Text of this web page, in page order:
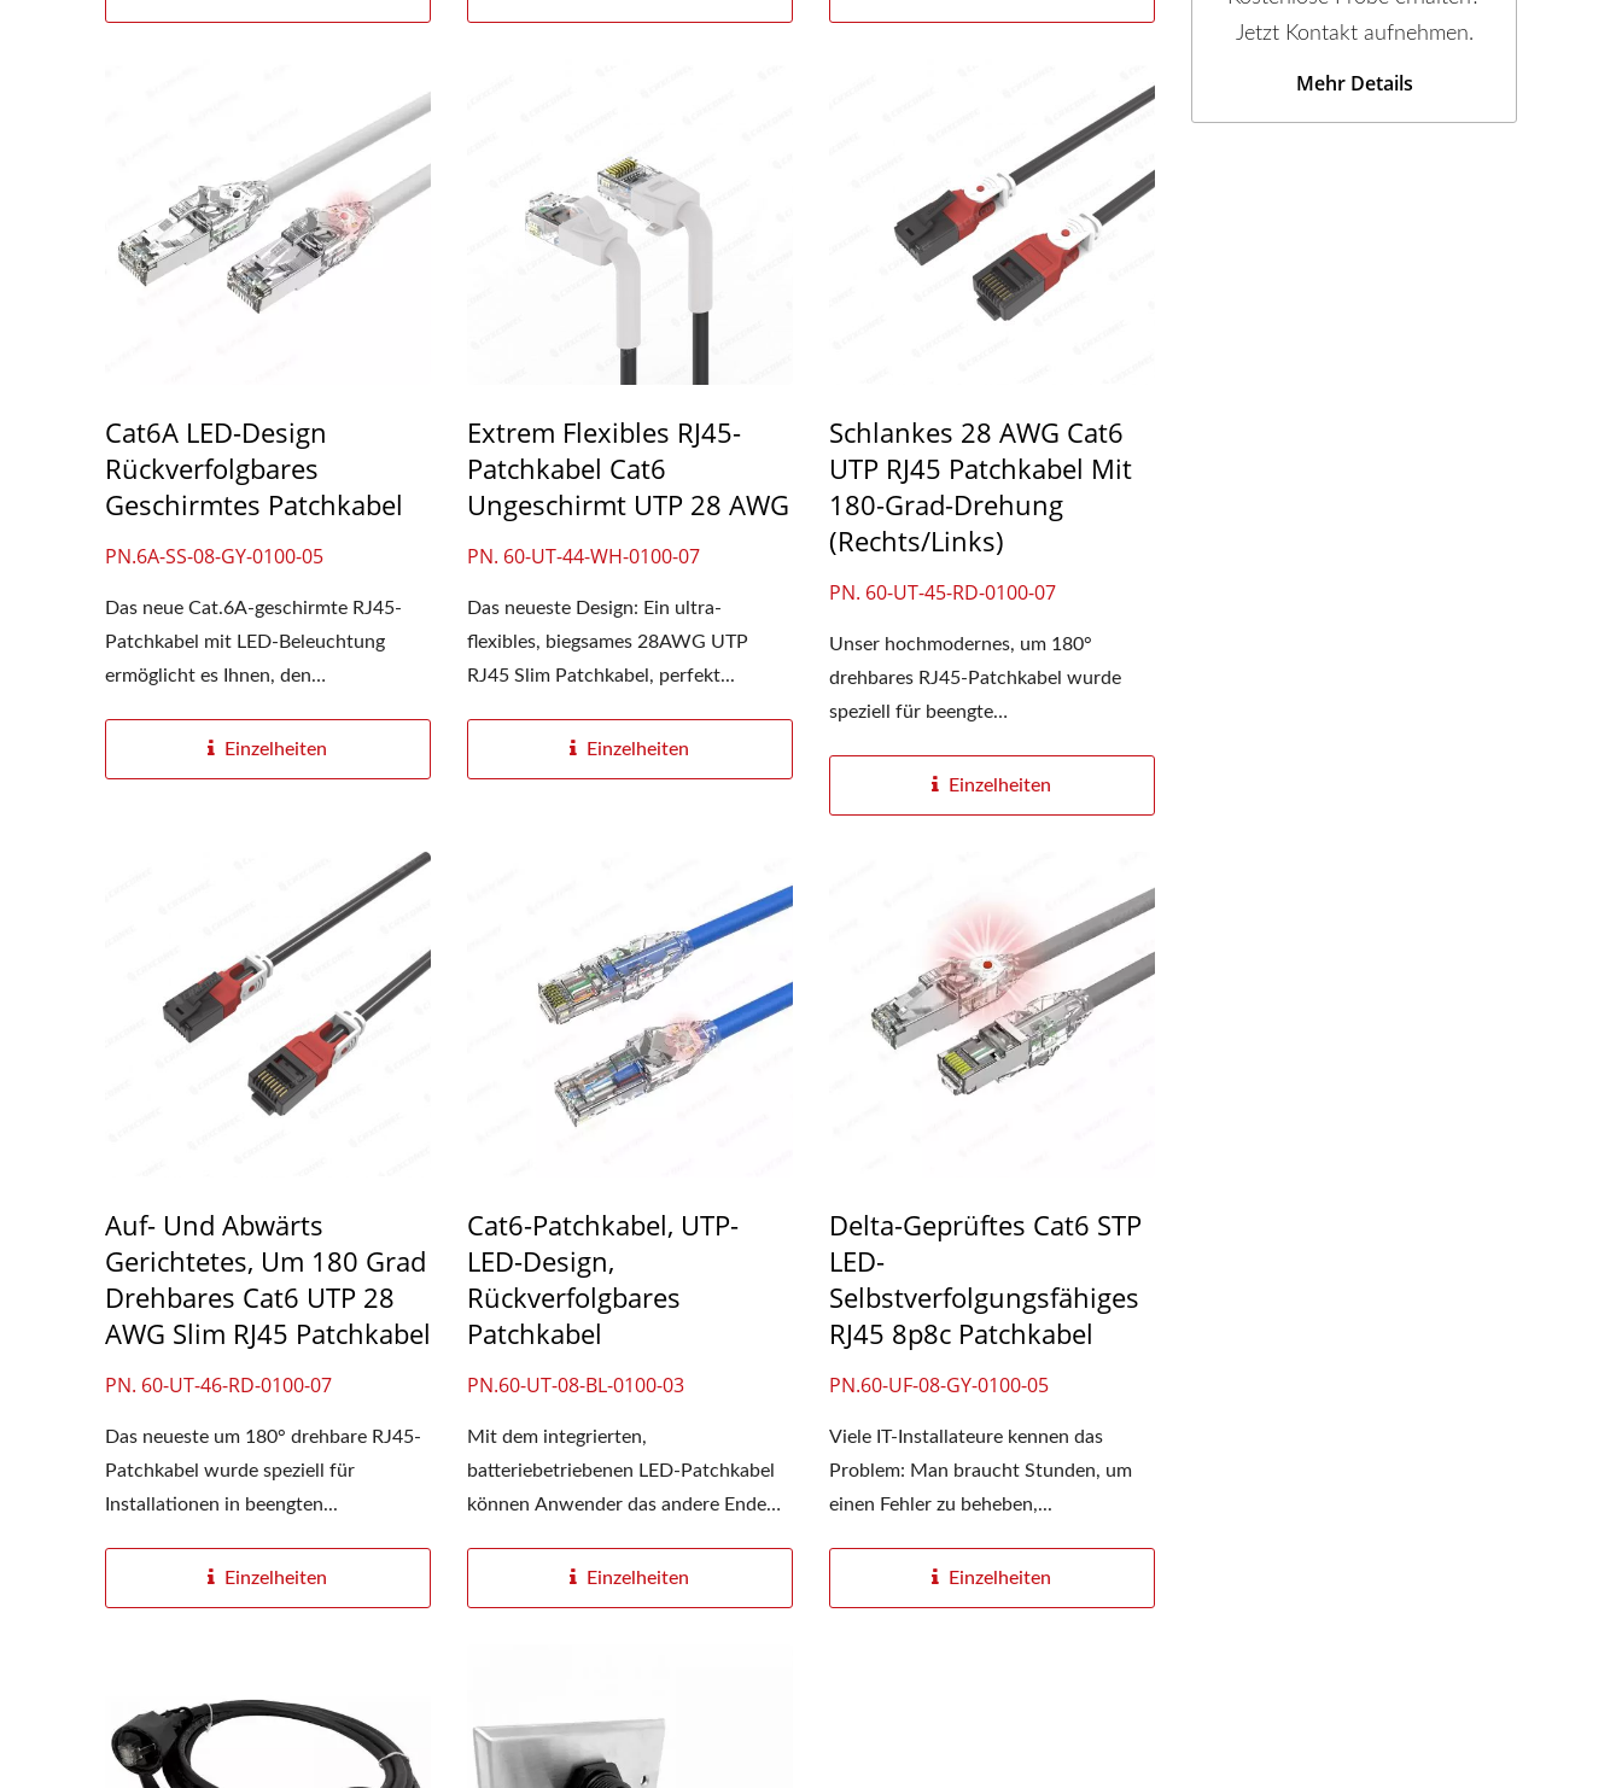
Cat6A LED-Design
Rückverfolgbares
Geschirmtes Patchkabel
PN.6A-SS-08-GY-0100-05
Das neue Cat.6A-geschirmte RJ45-
Patchkabel mit LED-Beleuchtung
ermöglicht es Ihnen, den
Einzelheiten
Extrem Flexibles RJ45-
Patchkabel Cat6
Ungeschirmt UTP 28 AWG
PN. 60-UT-44-WH-0100-07
Das neueste Design: Ein ultra-
flexibles, biegsames 28AWG UTP
RJ45 Slim Patchkabel, perfekt...
Einzelheiten
Schlankes 28 AWG Cat6
UTP RJ45 Patchkabel Mit
180-Grad-Drehung
(rechts/links)
PN. 60-UT-45-RD-0100-07
Unser hochmodernes, um 180°
drehbares RJ45-Patchkabel wurde
speziell für beengte
Einzelheiten
Auf- Und Abwärts
Gerichtetes, Um 180 Grad
Drehbares Cat6 UTP 28
AWG Slim RJ45 Patchkabel
PN. 60-UT-46-RD-0100-07
Das neueste um 180° drehbare RJ45-
Patchkabel wurde speziell für
Installationen in beengten...
Einzelheiten
Cat6-Patchkabel, UTP-
LED-Design,
Rückverfolgbares
Patchkabel
PN.60-UT-08-BL-0100-03
Mit dem integrierten,
batteriebetriebenen LED-Patchkabel
können Anwender das andere Ende
Einzelheiten
Delta-Geprüftes Cat6 STP
LED-
Selbstverfolgungsfähiges
RJ45 8p8c Patchkabel
PN.60-UF-08-GY-0100-05
Viele IT-Installateure kennen das
Problem: Man braucht Stunden, um
einen Fehler zu beheben,...
Einzelheiten
Jetzt Kontakt aufnehmen.
Mehr Details